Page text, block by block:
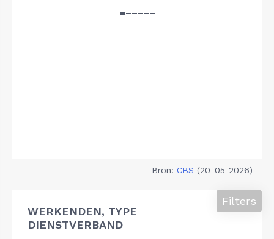
Bron: CBS (20-05-2026)
WERKENDEN, TYPE
DIENSTVERBAND
Filters